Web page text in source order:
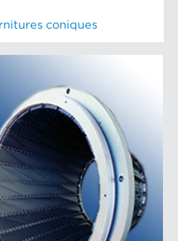
coniques